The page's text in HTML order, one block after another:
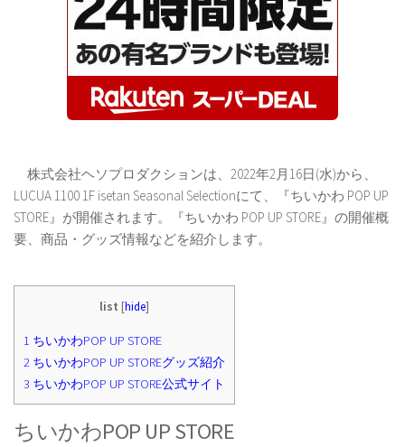
株式会社ヘソプロダクションは、2022年2月16日(水)から、
LUCUA 1100 1F isetan Seasonal Selectionにて、『ちいかわ POP UP
STORE』が開催されます。『ちいかわ POP UP STORE』の開催概
要、商品・グッズ情報などを紹介します。
list [hide]
1 ちいかわPOP UP STORE
2 ちいかわPOP UP STOREグッズ紹介
3 ちいかわPOP UP STORE公式サイト
ちいかわPOP UP STORE